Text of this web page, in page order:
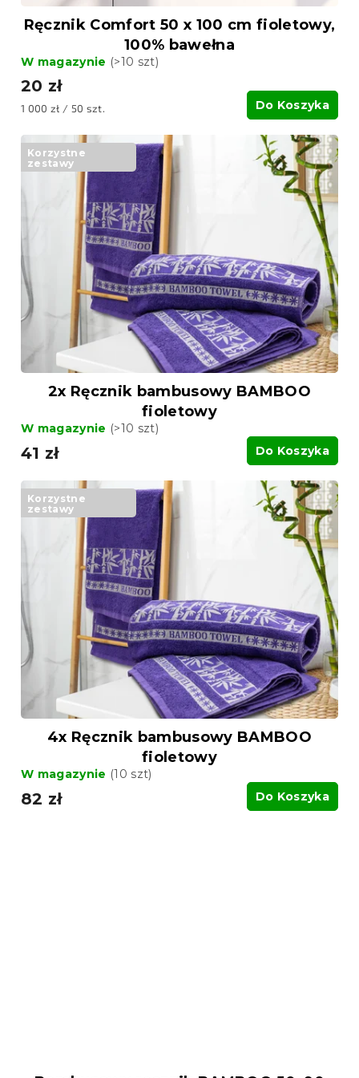
Ręcznik Comfort 50 x 100 cm fioletowy,
100% bawełna
W magazynie (>10 szt)
20 zł
Cena
1 000 zł / 50 szt. Do Koszyka
Korzystne
zestawy
2x Ręcznik bambusowy BAMBOO
fioletowy
W magazynie (>10 szt)
41 zł Do Koszyka
Korzystne
zestawy
4x Ręcznik bambusowy BAMBOO
fioletowy
W magazynie (10 szt)
82 zł Do Koszyka